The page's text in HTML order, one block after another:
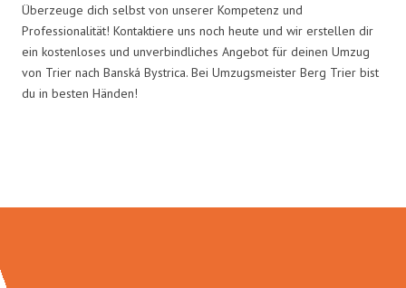
Überzeuge dich selbst von unserer Kompetenz und
Professionalität! Kontaktiere uns noch heute und wir erstellen dir
ein kostenloses und unverbindliches Angebot für deinen Umzug
von Trier nach Banská Bystrica. Bei Umzugsmeister Berg Trier bist
du in besten Händen!